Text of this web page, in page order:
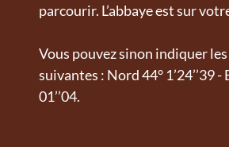
parcourir. L’abbaye est sur
Vous pouvez sinon indiquer
suivantes : Nord 44° 1’24’’39 -
01’’04.